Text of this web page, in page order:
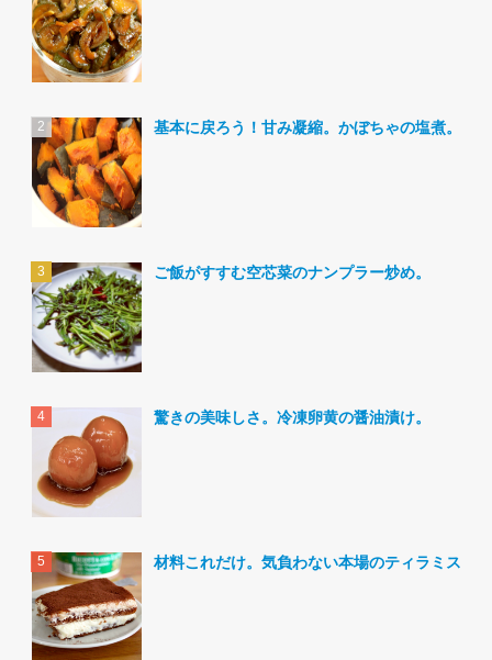
基本に戻ろう！甘み凝縮。かぼちゃの塩煮。
ご飯がすすむ空芯菜のナンプラー炒め。
驚きの美味しさ。冷凍卵黄の醤油漬け。
材料これだけ。気負わない本場のティラミス。